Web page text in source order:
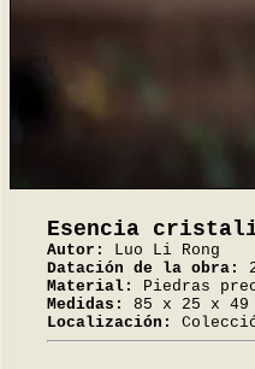
Esencia
Autor:
Luo Li Rong
Datación de la obra:
Material:
Piedras
Medidas:
85 x 25 x 49
Localización: